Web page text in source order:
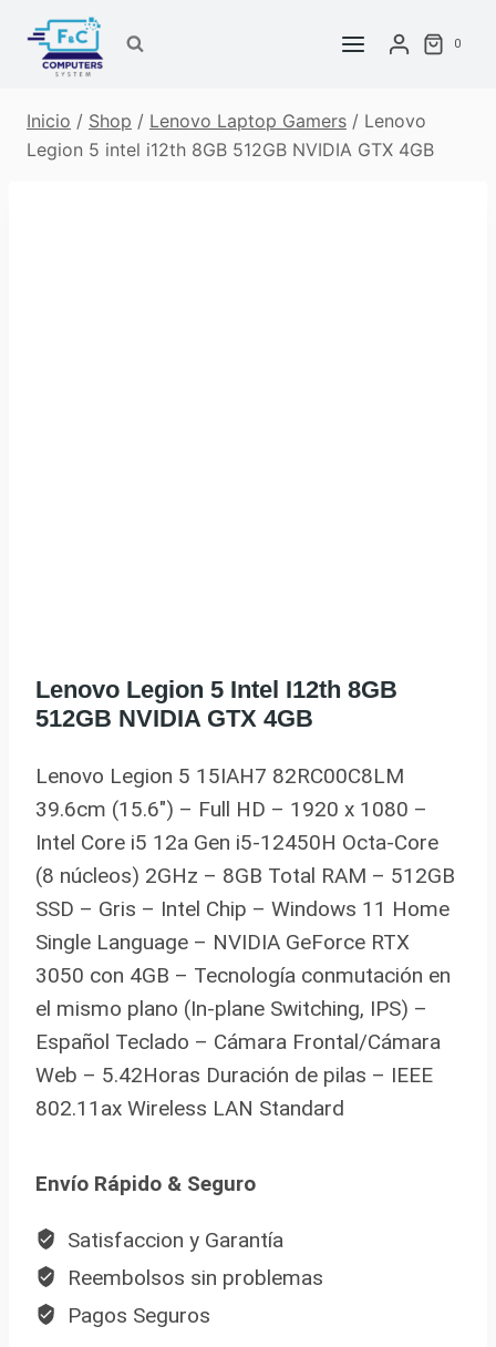
Saltar
contenido
0
Inicio / Shop / Lenovo Laptop Gamers / Lenovo
Legion 5 intel i12th 8GB 512GB NVIDIA GTX 4GB
Lenovo Legion 5 Intel I12th 8GB
512GB NVIDIA GTX 4GB
Lenovo Legion 5 15IAH7 82RC00C8LM
39.6cm (15.6″) – Full HD – 1920 x 1080 –
Intel Core i5 12a Gen i5-12450H Octa-Core
(8 núcleos) 2GHz – 8GB Total RAM – 512GB
SSD – Gris – Intel Chip – Windows 11 Home
Single Language – NVIDIA GeForce RTX
3050 con 4GB – Tecnología conmutación en
el mismo plano (In-plane Switching, IPS) –
Español Teclado – Cámara Frontal/Cámara
Web – 5.42Horas Duración de pilas – IEEE
802.11ax Wireless LAN Standard
Envío Rápido & Seguro
Satisfaccion y Garantía
Reembolsos sin problemas
Pagos Seguros